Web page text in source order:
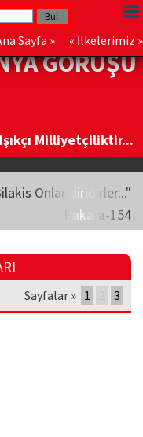
Sayfa » « İlkelerimiz »
GÖRÜŞÜ
Milliyetçiliktir...
Onlar diridirler..."
Bakara-154
Sayfalar » 1 3